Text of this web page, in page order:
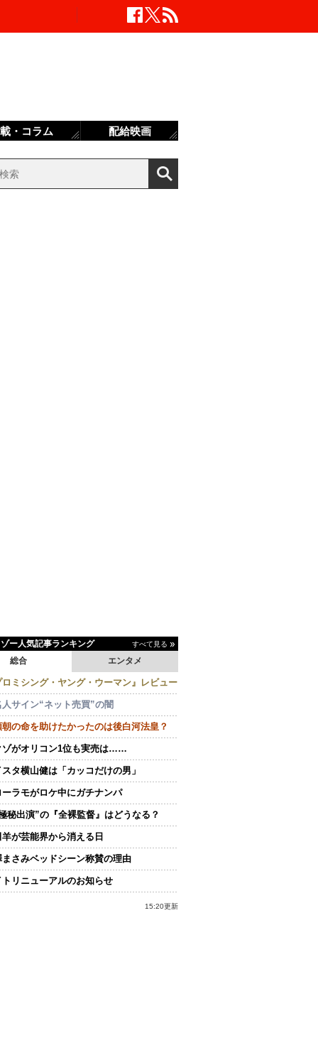
ー人気記事ランキング すべて見る
エンタメ
総合
ロミシング・ヤング・ウーマン』レビュー
人サイン“ネット売買”の闇
朝の命を助けたかったのは後白河法皇？
ゾがオリコン1位も実売は……
タ横山健は「カッコだけの男」
ーラモがロケ中にガチナンパ
秘出演”の『全裸監督』はどうなる？
が芸能界から消える日
まさみベッドシーン称賛の理由
トリニューアルのお知らせ
15:20更新
・コラム 配給映画